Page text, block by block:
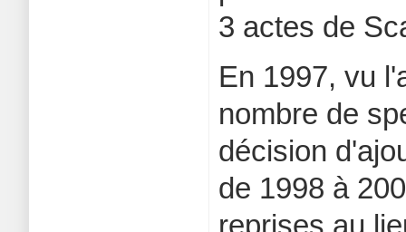
3 actes de
En 1997, vu
nombre de
décision
de 1998 à
reprises au